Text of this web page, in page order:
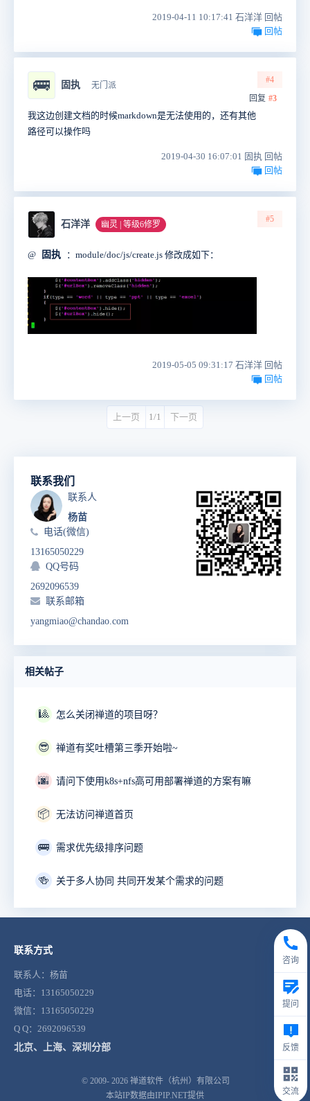
2019-04-11 10:17:41 石洋洋 回帖
回帖
🚌 固执 无门派
#4
回复 #3
我这边创建文档的时候markdown是无法使用的，还有其他
路径可以操作吗
2019-04-30 16:07:01 固执 回帖
回帖
石洋洋 幽灵 | 等级6修罗
#5
@ 固执 ：module/doc/js/create.js 修改成如下：
2019-05-05 09:31:17 石洋洋 回帖
回帖
上一页 1/1 下一页
联系我们
联系人
杨苗
电话(微信)
13165050229
QQ号码
2692096539
联系邮箱
yangmiao@chandao.com
相关帖子
🎱 怎么关闭禅道的项目呀？
😎 禅道有奖吐槽第三季开始啦~
🌆 请问下使用k8s+nfs高可用部署禅道的方案有嘛
📦 无法访问禅道首页
🚌 需求优先级排序问题
🍻 关于多人协同 共同开发某个需求的问题
联系方式
联系人：杨苗
电话：13165050229
微信：13165050229
Q Q：2692096539
北京、上海、深圳分部
© 2009- 2026 禅道软件（杭州）有限公司
本站IP数据由IPIP.NET提供
咨询
提问
反馈
交流